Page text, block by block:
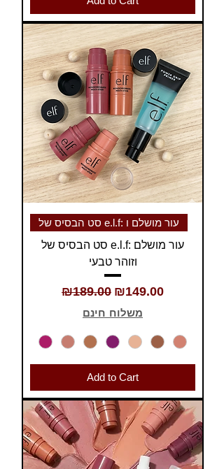
סט הבסיס של e.l.f: עור מושלם ו
סט הבסיס של e.l.f: עור מושלם
וזוהר טבעי
Regular Price
₪189.00 Sale Price
₪149.00
משלוח חינם
Add to Cart